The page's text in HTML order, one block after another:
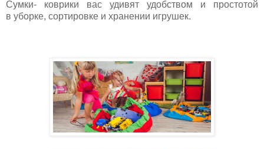
Сумки- коврики вас удивят удобством и простотой
в уборке, сортировке и хранении игрушек.